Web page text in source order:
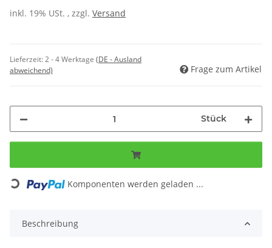
inkl. 19% USt. , zzgl. Versand
Lieferzeit:2 - 4 Werktage (DE - Ausland
abweichend)
Frage zum Artikel
Stück
Loading... Komponenten werden geladen ...
Beschreibung